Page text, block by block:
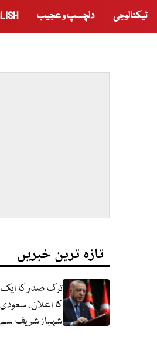
ٹیکنالوجی دلچسپ و عجیب
تازہ ترین خبریں
ترک صدر کا
کا اعلان،
شہباز شریف